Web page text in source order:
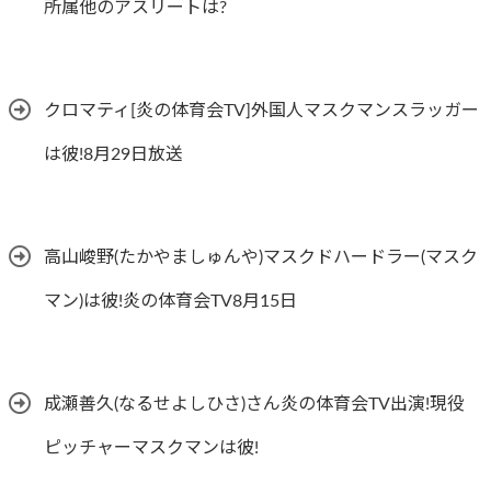
所属他のアスリートは?
クロマティ[炎の体育会TV]外国人マスクマンスラッガー
は彼!8月29日放送
高山峻野(たかやましゅんや)マスクドハードラー(マスク
マン)は彼!炎の体育会TV8月15日
成瀬善久(なるせよしひさ)さん炎の体育会TV出演!現役
ピッチャーマスクマンは彼!